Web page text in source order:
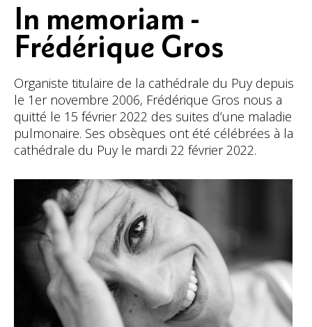
In memoriam -
Frédérique Gros
Organiste titulaire de la cathédrale du Puy depuis
le 1er novembre 2006, Frédérique Gros nous a
quitté le 15 février 2022 des suites d’une maladie
pulmonaire. Ses obsèques ont été célébrées à la
cathédrale du Puy le mardi 22 février 2022.